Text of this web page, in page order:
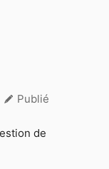
Publié
de